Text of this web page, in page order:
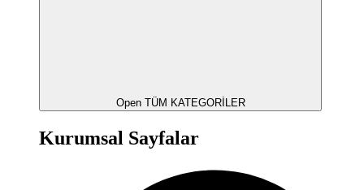
Open TÜM KATEGORİLER
Kurumsal Sayfalar